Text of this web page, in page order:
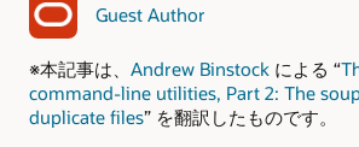
Guest Author
※本記事は、 Andrew Binstock による “
command-line utilities, Part 2: The
duplicate files” を翻訳したものです。